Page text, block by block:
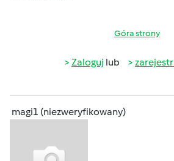
Góra strony
Zaloguj lub
magi1 (niezweryfikowany)